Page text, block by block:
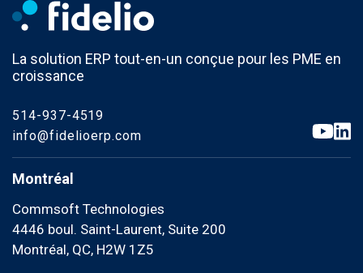
La solution ERP tout-en-un conçue pour les PME en
croissance
514-937-4519
info@fidelioerp.com
Montréal
Commsoft Technologies
4446 boul. Saint-Laurent, Suite 200
Montréal, QC, H2W 1Z5